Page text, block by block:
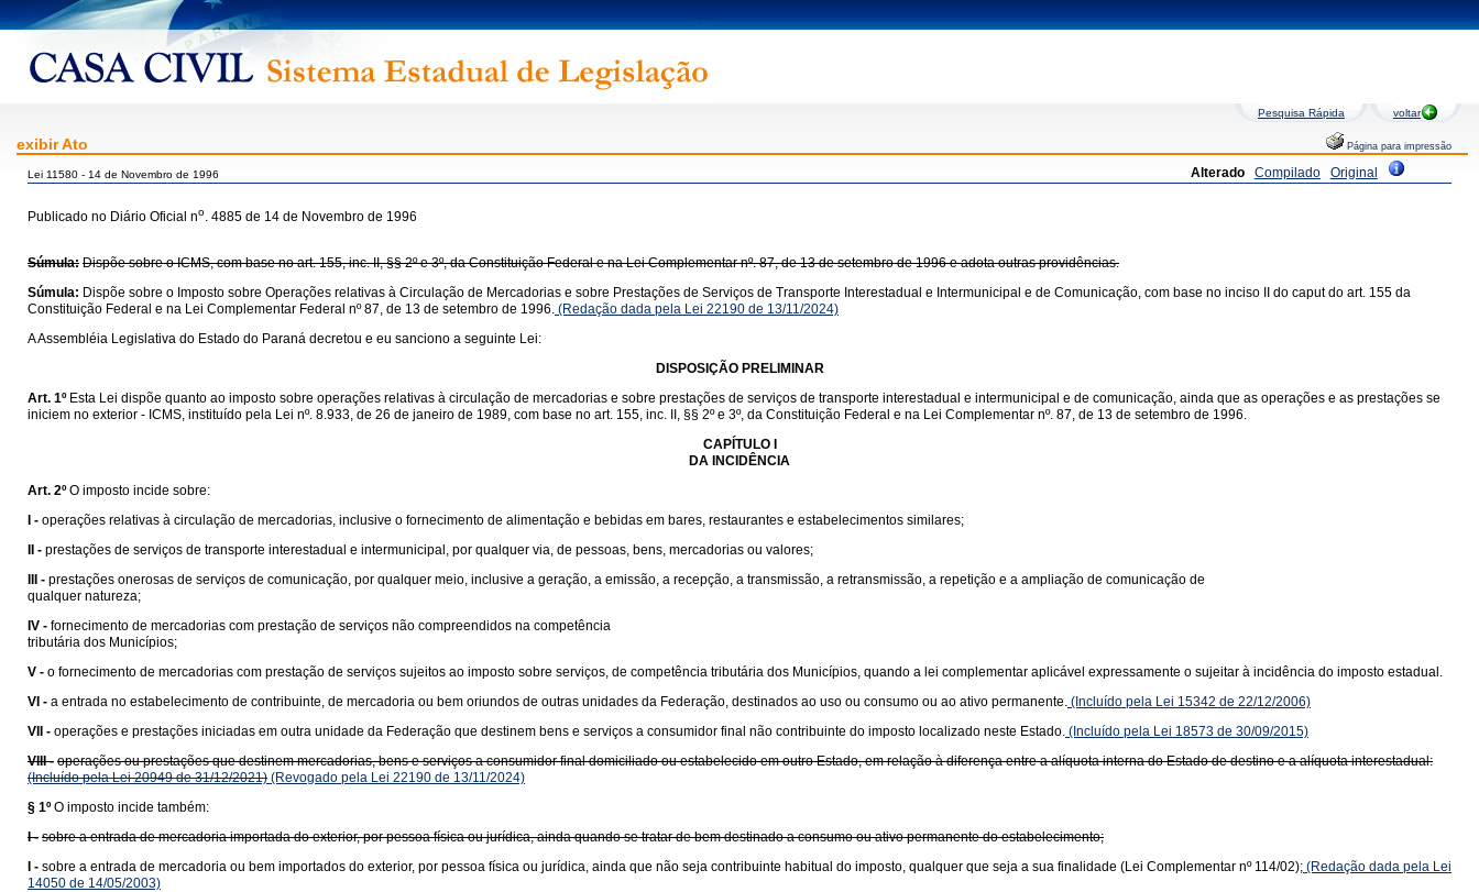
Pesquisa Rápida voltar
exibir Ato Página para impressão
Alterado Compilado Original
Lei 11580 - 14 de Novembro de 1996
Publicado no Diário Oficial no. 4885 de 14 de Novembro de 1996
Súmula: Dispõe sobre o ICMS, com base no art. 155, inc. II, §§ 2º e 3º, da Constituição Federal e na Lei Complementar nº. 87, de 13 de setembro de 1996 e adota outras providências.
Súmula: Dispõe sobre o Imposto sobre Operações relativas à Circulação de Mercadorias e sobre Prestações de Serviços de Transporte Interestadual e Intermunicipal e de Comunicação, com base no inciso II do caput do art. 155 da
Constituição Federal e na Lei Complementar Federal nº 87, de 13 de setembro de 1996. (Redação dada pela Lei 22190 de 13/11/2024)
A Assembléia Legislativa do Estado do Paraná decretou e eu sanciono a seguinte Lei:
DISPOSIÇÃO PRELIMINAR
Art. 1º Esta Lei dispõe quanto ao imposto sobre operações relativas à circulação de mercadorias e sobre prestações de serviços de transporte interestadual e intermunicipal e de comunicação, ainda que as operações e as prestações se
iniciem no exterior - ICMS, instituído pela Lei nº. 8.933, de 26 de janeiro de 1989, com base no art. 155, inc. II, §§ 2º e 3º, da Constituição Federal e na Lei Complementar nº. 87, de 13 de setembro de 1996.
CAPÍTULO I
DA INCIDÊNCIA
Art. 2º O imposto incide sobre:
I - operações relativas à circulação de mercadorias, inclusive o fornecimento de alimentação e bebidas em bares, restaurantes e estabelecimentos similares;
II - prestações de serviços de transporte interestadual e intermunicipal, por qualquer via, de pessoas, bens, mercadorias ou valores;
III - prestações onerosas de serviços de comunicação, por qualquer meio, inclusive a geração, a emissão, a recepção, a transmissão, a retransmissão, a repetição e a ampliação de comunicação de
qualquer natureza;
IV - fornecimento de mercadorias com prestação de serviços não compreendidos na competência
tributária dos Municípios;
V - o fornecimento de mercadorias com prestação de serviços sujeitos ao imposto sobre serviços, de competência tributária dos Municípios, quando a lei complementar aplicável expressamente o sujeitar à incidência do imposto estadual.
VI - a entrada no estabelecimento de contribuinte, de mercadoria ou bem oriundos de outras unidades da Federação, destinados ao uso ou consumo ou ao ativo permanente. (Incluído pela Lei 15342 de 22/12/2006)
VII - operações e prestações iniciadas em outra unidade da Federação que destinem bens e serviços a consumidor final não contribuinte do imposto localizado neste Estado. (Incluído pela Lei 18573 de 30/09/2015)
VIII - operações ou prestações que destinem mercadorias, bens e serviços a consumidor final domiciliado ou estabelecido em outro Estado, em relação à diferença entre a alíquota interna do Estado de destino e a alíquota interestadual:
(Incluído pela Lei 20949 de 31/12/2021) (Revogado pela Lei 22190 de 13/11/2024)
§ 1º O imposto incide também:
I - sobre a entrada de mercadoria importada do exterior, por pessoa física ou jurídica, ainda quando se tratar de bem destinado a consumo ou ativo permanente do estabelecimento;
I - sobre a entrada de mercadoria ou bem importados do exterior, por pessoa física ou jurídica, ainda que não seja contribuinte habitual do imposto, qualquer que seja a sua finalidade (Lei Complementar nº 114/02); (Redação dada pela Lei
14050 de 14/05/2003)